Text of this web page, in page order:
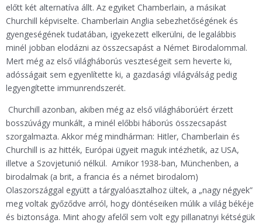
előtt két alternatíva állt. Az egyiket Chamberlain, a másikat
Churchill képviselte. Chamberlain Anglia sebezhetőségének és
gyengeségének tudatában, igyekezett elkerülni, de legalábbis
minél jobban elodázni az összecsapást a Német Birodalommal.
Mert még az első világháborús veszteségeit sem heverte ki,
adósságait sem egyenlítette ki, a gazdasági világválság pedig
legyengítette immunrendszerét.
Churchill azonban, akiben még az első világháborúért érzett
bosszúvágy munkált, a minél előbbi háborús összecsapást
szorgalmazta. Akkor még mindhárman: Hitler, Chamberlain és
Churchill is az hitték, Európai ügyeit maguk intézhetik, az USA,
illetve a Szovjetunió nélkül. Amikor 1938-ban, Münchenben, a
birodalmak (a brit, a francia és a német birodalom)
Olaszországgal együtt a tárgyalóasztalhoz ültek, a „nagy négyek”
meg voltak győződve arról, hogy döntéseiken múlik a világ békéje
és biztonsága. Mint ahogy afelől sem volt egy pillanatnyi kétségük